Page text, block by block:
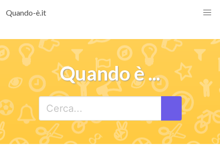
Quando-è.it
Quando è ...